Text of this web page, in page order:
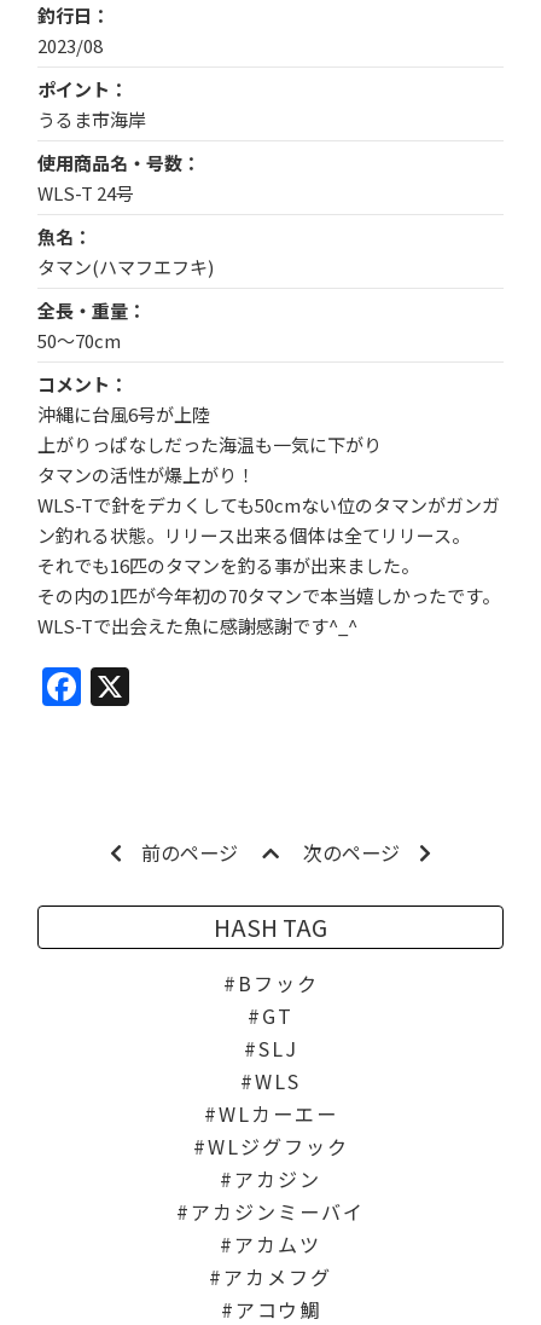
釣行日
2023/08
ポイント
うるま市海岸
使用商品名・号数
WLS-T 24号
魚名
タマン(ハマフエフキ)
全長・重量
50〜70cm
コメント
沖縄に台風6号が上陸
上がりっぱなしだった海温も一気に下がり
タマンの活性が爆上がり！
WLS-Tで針をデカくしても50cmない位のタマンがガンガ
ン釣れる状態。リリース出来る個体は全てリリース。
それでも16匹のタマンを釣る事が出来ました。
その内の1匹が今年初の70タマンで本当嬉しかったです。
WLS-Tで出会えた魚に感謝感謝です^_^
Facebook
前のページ 次のページ
HASH TAG
Bフック
GT
SLJ
WLS
WLカーエー
WLジグフック
アカジン
アカジンミーバイ
アカムツ
アカメフグ
アコウ鯛